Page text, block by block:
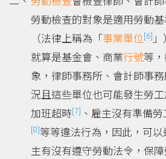
勞動檢查的對象是適用勞動
（法律上稱為「事業單位[6]
就算是基金會、商業行號等
象，律師事務所、會計師事
況且這些單位也可能發生勞
加班超時[7] 、雇主沒有準備
[8]等等違法行為，因此，可
主有沒有遵守勞動法令，保